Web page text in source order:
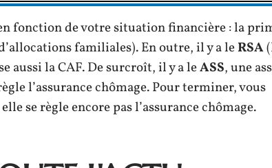
fonction de votre situation financière : la
familiales). En outre, il y a leRSA
aussi la CAF. De surcroît, il y a leASS, une
l’assurance chômage. Pour terminer, vous
se règle encore pas l’assurance chômage.